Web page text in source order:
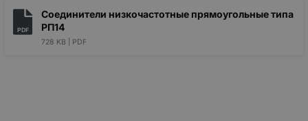
PDF
Соединители низкочастотные прямоугольные типа
РП14
728 KB | PDF